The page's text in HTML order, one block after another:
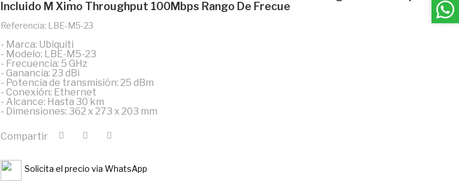
Incluido M Ximo Throughput 100Mbps Rango De Frecue
Referencia: LBE-M5-23
- Marca: Ubiquiti
- Modelo: LBE-M5-23
- Frecuencia: 5 GHz
- Ganancia: 23 dBi
- Potencia de transmisión: 25 dBm
- Conexión: Ethernet
- Alcance: Hasta 30 km
- Dimensiones: 362 x 273 x 203 mm
Compartir
Solicita el precio via WhatsApp